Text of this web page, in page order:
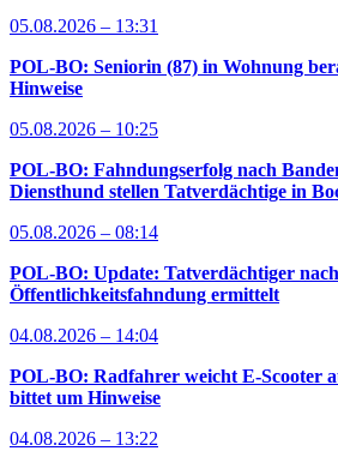
05.08.2026 – 13:31
POL-BO: Seniorin (87) in Wohnung
Hinweise
05.08.2026 – 10:25
POL-BO: Fahndungserfolg nach
Diensthund stellen Tatverdächtige in
05.08.2026 – 08:14
POL-BO: Update: Tatverdächtiger nach
Öffentlichkeitsfahndung ermittelt
04.08.2026 – 14:04
POL-BO: Radfahrer weicht E-Scooter
bittet um Hinweise
04.08.2026 – 13:22